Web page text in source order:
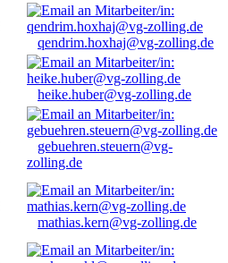
qendrim.hoxhaj@vg-zolling.de
heike.huber@vg-zolling.de
gebuehren.steuern@vg-
zolling.de
mathias.kern@vg-zolling.de